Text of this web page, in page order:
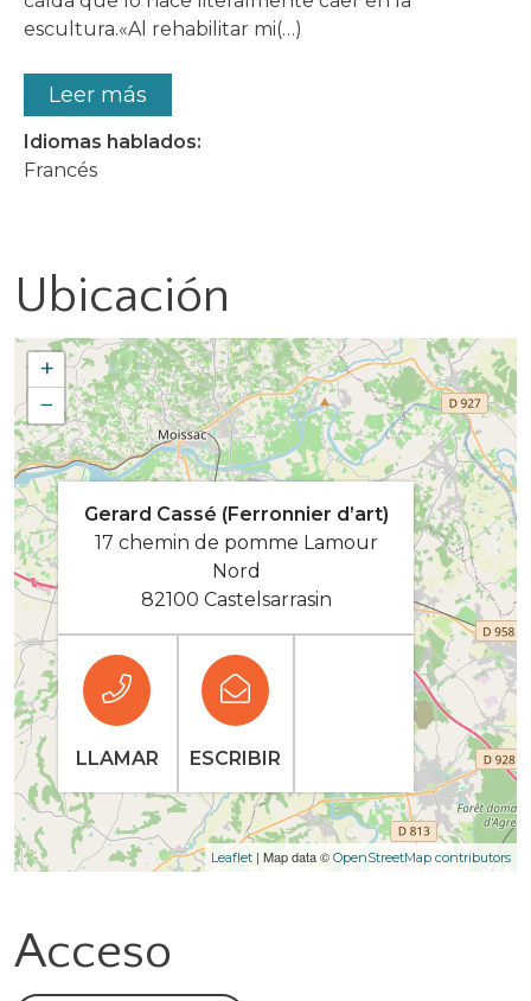
escultura.«Al rehabilitar mi(…)
Leer más
Idiomas hablados:
Francés
Ubicación
+
−
Leaflet | Map data © OpenStreetMap contributors
Gerard Cassé (Ferronnier d’art)
17 chemin de pomme Lamour
Nord
82100 Castelsarrasin
LLAMAR ESCRIBIR
Acceso